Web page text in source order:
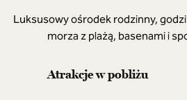
Luksusowy ośrodek rodzinny,
morza z plażą, basenami i
Atrakcje w pobliżu